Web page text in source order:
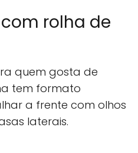
rolha de
quem gosta de
tem formato
a frente com olhos
laterais.